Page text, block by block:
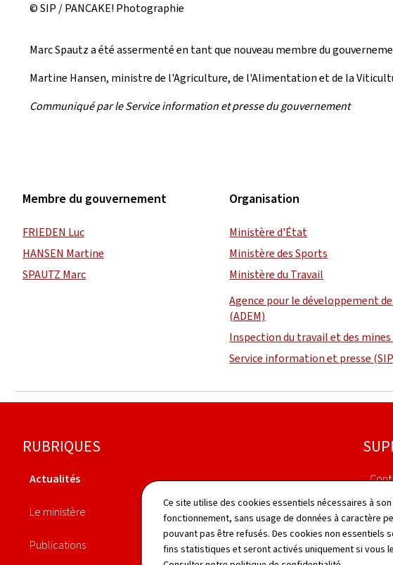
Ce site utilise des cookies essentiels nécessaires à
fonctionnement, sans usage de données à caractère
pouvant pas être refusés. Des cookies non essentiels
fins statistiques et seront activés uniquement si vous
© SIP / PANCAKE! Photographie
Marc Spautz a été assermenté en tant que nouveau membre du
Martine Hansen, ministre de l'Agriculture, de l'Alimentation et de la
Communiqué par le Service information et presse du gouvernement
Membre du gouvernement
FRIEDEN Luc
HANSEN Martine
SPAUTZ Marc
Organisation
Ministère d'État
Ministère des Sports
Ministère du Travail
Agence pour le développement
(ADEM)
Inspection du travail et des
Service information et presse
Pied
de
RUBRIQUES
Actualités
Le ministère
Publications
Annuaire
Plan
À